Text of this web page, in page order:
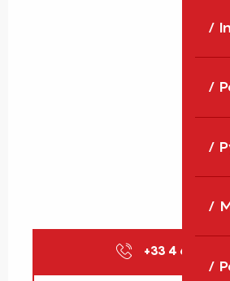
+33 4 68 05 67